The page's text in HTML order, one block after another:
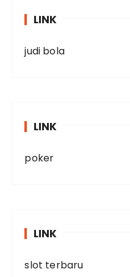
LINK
judi bola
LINK
poker
LINK
slot terbaru